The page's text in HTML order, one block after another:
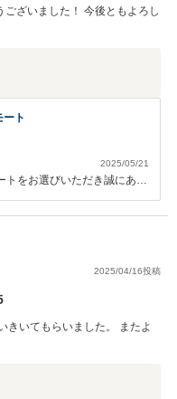
ざいました！ 今後ともよろし
ト
2025/05/21
をお選びいただき誠にあり
2025/04/16投稿
きいてもらいました。 またよ